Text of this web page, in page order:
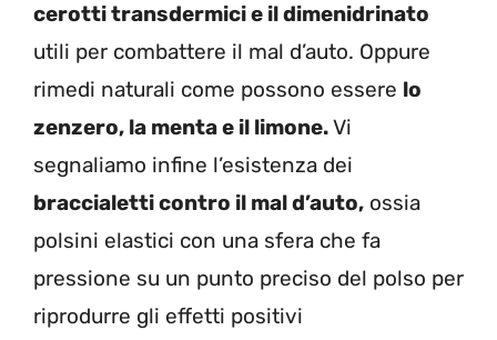
cerotti transdermici e il dimenidrinato
utili per combattere il mal d’auto. Oppure
rimedi naturali come possono essere lo
zenzero, la menta e il limone.Vi
segnaliamo infine l’esistenza dei
braccialetti contro il mal d’auto, ossia
polsini elastici con una sfera che fa
pressione su un punto preciso del polso per
riprodurre gli effetti positivi